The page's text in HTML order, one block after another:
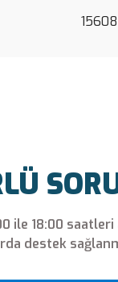
ile 18:00
destek